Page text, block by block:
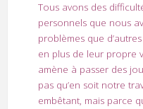
Tous avons des
personnels que nous
problèmes que
en plus de leur propre
amène à passer des
pas qu’en soit notre
embêtant, mais parce